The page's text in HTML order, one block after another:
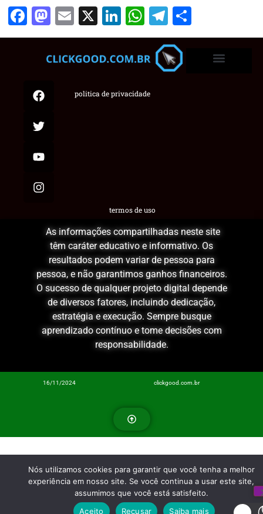
Facebook
Mastodon
Email
X LinkedIn
WhatsApp
Telegram
termos de uso
politica de privacidade
As informações compartilhadas neste site
têm caráter educativo e informativo. Os
resultados podem variar de pessoa para
pessoa, e não garantimos ganhos financeiros.
O sucesso de qualquer projeto digital depende
de diversos fatores, incluindo dedicação,
estratégia e execução. Sempre busque
aprendizado contínuo e tome decisões com
responsabilidade.
16/11/2024 clickgood.com.br
Nós utilizamos cookies para garantir que você tenha a melhor
experiência em nosso site. Se você continua a usar este site,
assumimos que você está satisfeito.
Aceito
Recusar Saiba mais